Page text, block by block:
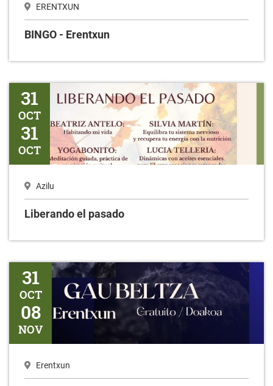
ERENTXUN
BINGO - Erentxun
Liberando el pasado
31
OCT
31
OCT
Azilu
Liberando el pasado
Gaubeltza
31
OCT
08
NOV
Erentxun